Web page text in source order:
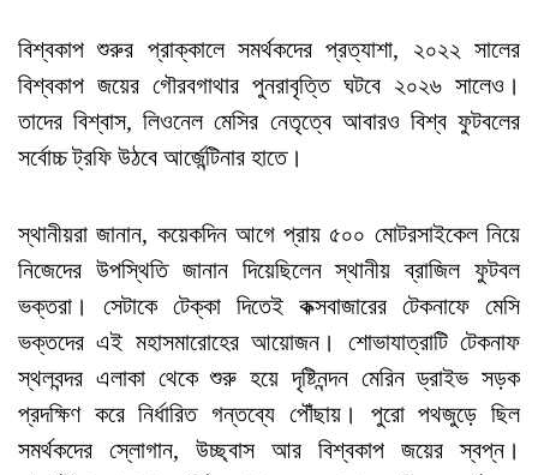
বিশ্বকাপ শুরুর প্রাক্কালে সমর্থকদের প্রত্যাশা, ২০২২ সালের
বিশ্বকাপ জয়ের গৌরবগাথার পুনরাবৃত্তি ঘটবে ২০২৬ সালেও।
তাদের বিশ্বাস, লিওনেল মেসির নেতৃত্বে আবারও বিশ্ব ফুটবলের
সর্বোচ্চ ট্রফি উঠবে আর্জেন্টিনার হাতে।
স্থানীয়রা জানান, কয়েকদিন আগে প্রায় ৫০০ মোটরসাইকেল নিয়ে
নিজেদের উপস্থিতি জানান দিয়েছিলেন স্থানীয় ব্রাজিল ফুটবল
ভক্তরা। সেটাকে টেক্কা দিতেই কক্সবাজারের টেকনাফে মেসি
ভক্তদের এই মহাসমারোহের আয়োজন। শোভাযাত্রাটি টেকনাফ
স্থলবন্দর এলাকা থেকে শুরু হয়ে দৃষ্টিনন্দন মেরিন ড্রাইভ সড়ক
প্রদক্ষিণ করে নির্ধারিত গন্তব্যে পৌঁছায়। পুরো পথজুড়ে ছিল
সমর্থকদের স্লোগান, উচ্ছ্বাস আর বিশ্বকাপ জয়ের স্বপ্ন।